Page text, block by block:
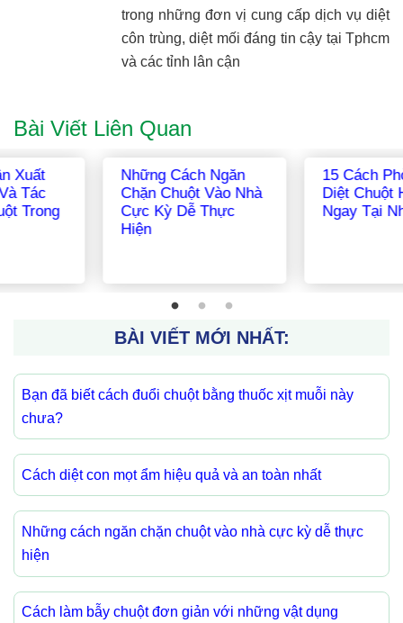
trong những đơn vị cung cấp dịch vụ diệt
côn trùng, diệt mối đáng tin cậy tại Tphcm
và các tỉnh lân cận
Bài Viết Liên Quan
Những Cách Ngăn
Chặn Chuột Vào Nhà
Cực Kỳ Dễ Thực
15 Cách Phòng Và
Diệt Chuột Hiệu Quả
Ngay Tại Nhà
BÀI VIẾT MỚI NHẤT:
Bạn đã biết cách đuổi chuột bằng thuốc xịt muỗi này
chưa?
Cách diệt con mọt ẩm hiệu quả và an toàn nhất
Những cách ngăn chặn chuột vào nhà cực kỳ dễ thực
hiện
Cách làm bẫy chuột đơn giản với những vật dụng